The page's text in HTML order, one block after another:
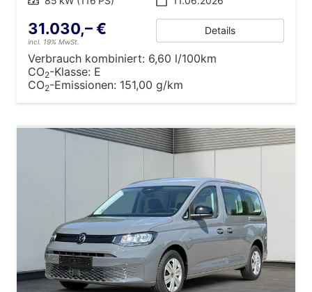
31.030,– €
incl. 19% MwSt.
Details
Verbrauch kombiniert: 6,60 l/100km
CO2-Klasse: E
CO2-Emissionen: 151,00 g/km